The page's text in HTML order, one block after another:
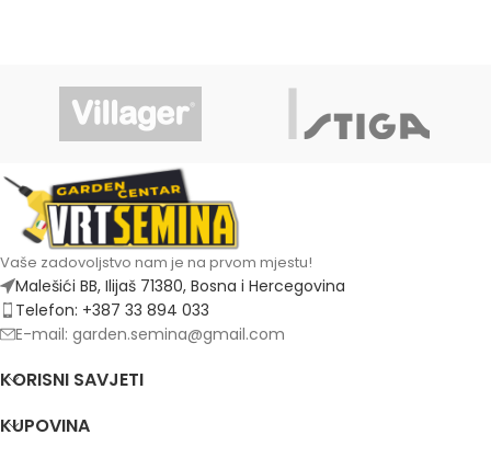
Vaše zadovoljstvo nam je na prvom mjestu!
Malešići BB, Ilijaš 71380, Bosna i Hercegovina
Telefon: +387 33 894 033
E-mail: garden.semina@gmail.com
KORISNI SAVJETI
KUPOVINA